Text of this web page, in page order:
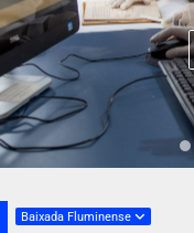
Baixada Fluminense